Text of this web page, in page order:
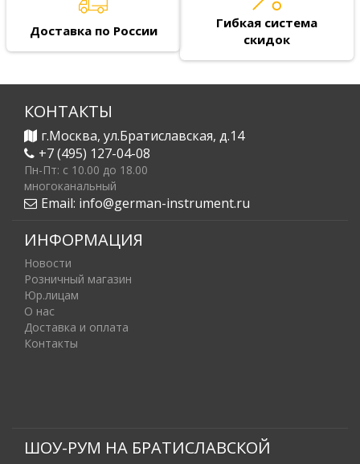
Доставка по России
Гибкая система
скидок
КОНТАКТЫ
г.Москва, ул.Братиславская, д.14
+7 (495) 127-04-08
Пн-Пт: c 10.00 до 18.00
многоканальный
Email: info@german-instrument.ru
ИНФОРМАЦИЯ
Новости
Розничный магазин
Юр.лицам
О нас
Доставка и оплата
Контакты
ШОУ-РУМ НА БРАТИСЛАВСКОЙ